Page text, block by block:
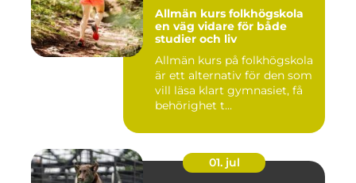
Allmän kurs folkhögskola
en väg vidare för både
studier och liv
Allmän kurs på folkhögskola
är ett alternativ för den som
vill läsa klart gymnasiet, få
behörighet t...
01. jul